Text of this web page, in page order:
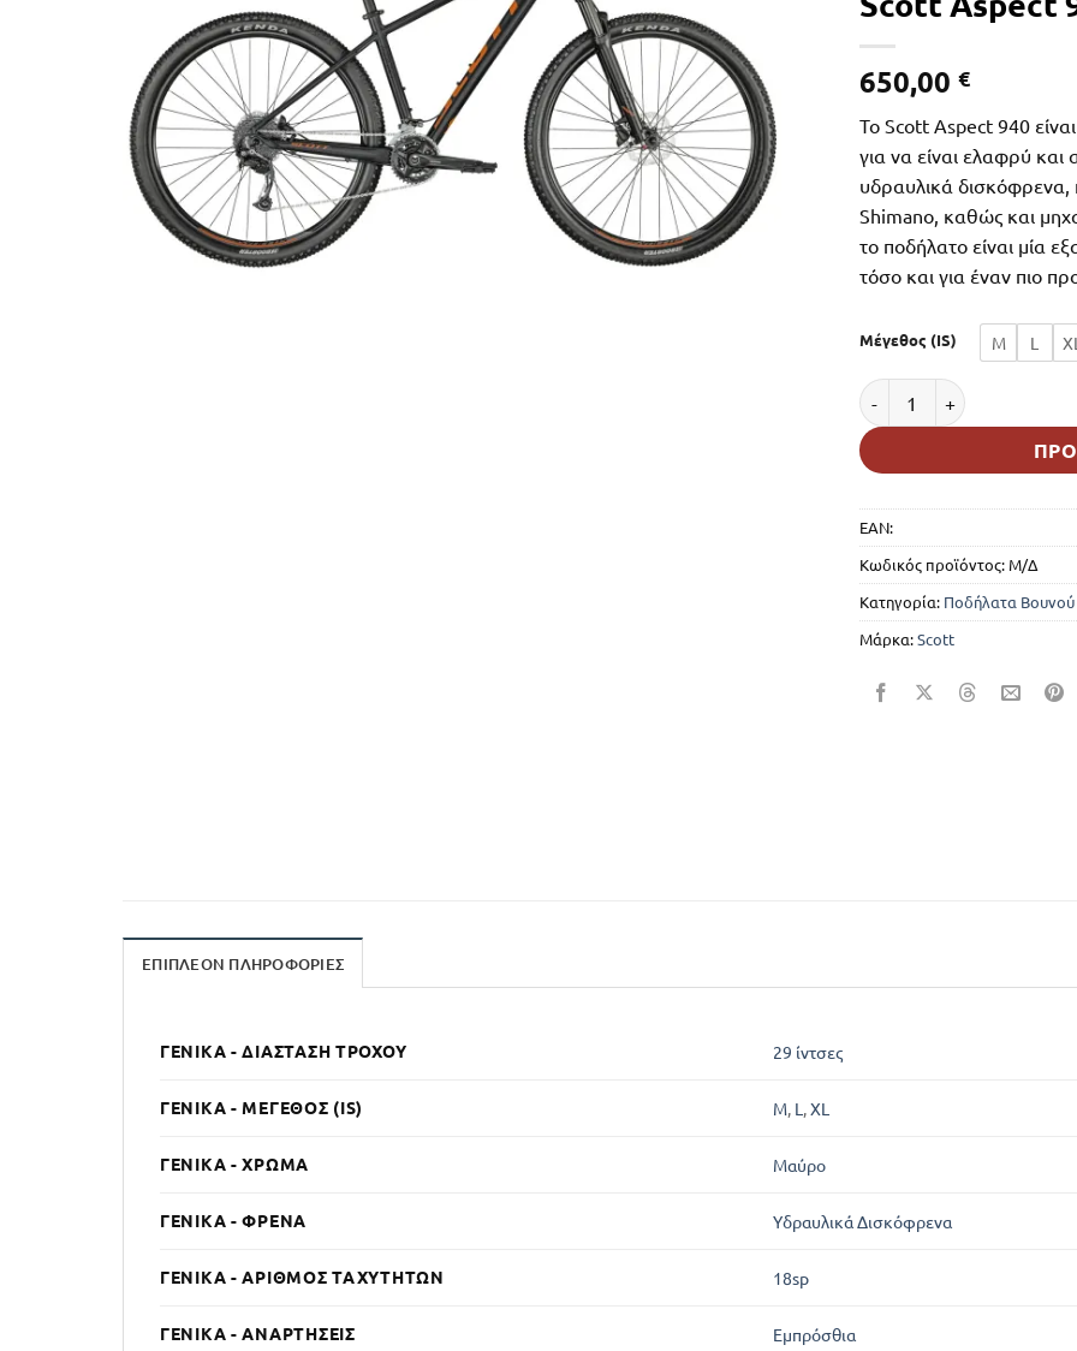
650,00 €
Το Scott Aspect 940
για να είναι ελαφρύ και
υδραυλικά δισκόφρενα,
Shimano, καθώς και
το ποδήλατο είναι μία
τόσο και για έναν πιο
Μέγεθος (IS) M L
Scott Aspect 940 29"
EAN:
Κωδικός προϊόντος: Μ/Δ
Κατηγορία: Ποδήλατα Βουνού
Μάρκα:Scott
ΕΠΙΠΛΈΟΝ ΠΛΗΡΟΦΟΡΊΕΣ
ΓΕΝΙΚΆ - ΔΙΆΣΤΑΣΗ ΤΡΟΧΟΎ 29 ίντσες
ΓΕΝΙΚΆ - ΜΈΓΕΘΟΣ (IS) M, L ,XL
ΓΕΝΙΚΆ - ΧΡΏΜΑ Μαύρο
ΓΕΝΙΚΆ - ΦΡΈΝΑ Υδραυλικά Δισκόφρενα
ΓΕΝΙΚΆ - ΑΡΙΘΜΌΣ ΤΑΧΥΤΉΤΩΝ 18sp
ΓΕΝΙΚΆ - ΑΝΑΡΤΉΣΕΙΣ Εμπρόσθια